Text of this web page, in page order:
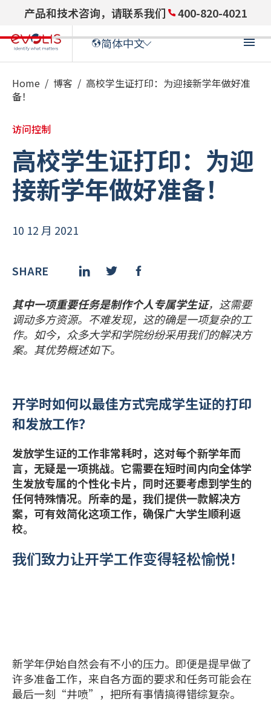
产品和技术咨询，请联系我们
400-820-4021
简体中文
ENGLISH
ENGLISH (US)
FRANÇAIS(法语)
DEUTSCH (德语)
ITALIANO(意大利语
西班牙语
РУССКИЙ(俄语 )
日本語(日语
हिन्दी(印地语)
Home / 博客 / 高校学生证打印：为迎接新学年做好准
备！
访问控制
高校学生证打印：为迎
接新学年做好准备！
10 12 月 2021
SHARE
其中一项重要任务是制作个人专属学生证，这需要
调动多方资源。不难发现，这的确是一项复杂的工
作。如今，众多大学和学院纷纷采用我们的解决方
案。其优势概述如下。
开学时如何以最佳方式完成学生证的打印
和发放工作？
发放学生证的工作非常耗时，这对每个新学年而
言，无疑是一项挑战。它需要在短时间内向全体学
生发放专属的个性化卡片，同时还要考虑到学生的
任何特殊情况。所幸的是，我们提供一款解决方
案，可有效简化这项工作，确保广大学生顺利返
校。
我们致力让开学工作变得轻松愉悦！
新学年伊始自然会有不小的压力。即便是提早做了
许多准备工作，来自各方面的要求和任务可能会在
最后一刻“井喷”，把所有事情搞得错综复杂。